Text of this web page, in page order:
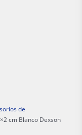
de
cm Blanco Dexson